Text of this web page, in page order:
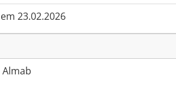
23.02.2026